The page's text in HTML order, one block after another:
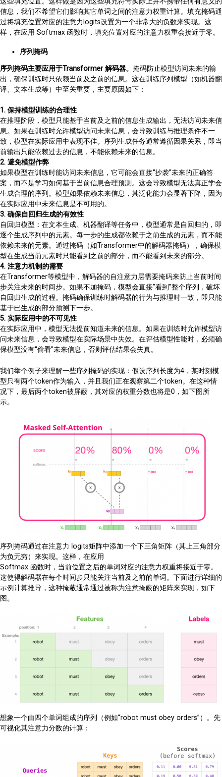
信息，我们不希望它们影响其它单词之间的注意力权重计算。填充掩码通
过将填充位置对应的注意力logits设置为一个非常大的负数来实现。这
样，在应用 Softmax 函数时，填充位置对应的注意力权重会接近于零。
序列掩码
序列掩码主要应用于Transformer 解码器。 掩码防止模型访问未来的输
出，确保训练时只依赖当前及之前的信息。这在训练序列模型（如机器翻
译、文本生成等）中至关重要，主要原因如下：
1. 保持模型训练的合理性
在推理阶段，模型只能基于当前及之前的信息生成输出，无法访问未来信
息。如果在训练时允许模型访问未来信息，会导致训练与推理条件不一
致，模型在实际应用中表现不佳。序列生成任务通常遵循因果关系，即当
前输出只能依赖过去的信息，不能依赖未来的信息。
2. 避免模型作弊
如果模型在训练时能访问未来信息，它可能会直接“抄袭”未来的正确答
案，而不是学习如何基于当前信息合理预测。这会导致模型无法真正学会
生成合理的序列。模型如果依赖未来信息，其泛化能力会显著下降，因为
在实际应用中未来信息是不可用的。
3. 确保自回归生成的有效性
自回归模型：在文本生成、机器翻译等任务中，模型通常是自回归的，即
逐个生成序列中的元素。每一步的生成都依赖于之前生成的元素，而不能
依赖未来的元素。通过掩码（如Transformer中的解码器掩码），确保模
型在生成当前元素时只能看到之前的部分，而不能看到未来的部分。
4. 注意力机制的需要
在Transformer等模型中，解码器的自注意力层需要掩码来防止当前时间
步关注未来的时间步。如果不加掩码，模型会直接“看到”整个序列，破坏
自回归生成的过程。掩码确保训练时解码器的行为与推理时一致，即只能
基于已生成的部分预测下一步。
5. 实际应用中的不可见性
在实际应用中，模型无法提前知道未来的信息。如果在训练时允许模型访
问未来信息，会导致模型在实际场景中失效。在评估模型性能时，必须确
保模型没有“偷看”未来信息，否则评估结果会失真。
我们举个例子来理解一些序列掩码的实现：假设序列长度为4，某时刻模
型只有两个token作为输入，并且我们正在观察第二个token。在这种情
况下，最后两个token被屏蔽，其对应的权重分数也将是0，如下图所
示。
序列掩码通过在注意力 logits矩阵中添加一个下三角矩阵（其上三角部分
为负无穷）来实现。这样，在应用
Softmax 函数时，当前位置之后的单词对应的注意力权重将接近于零。
这使得解码器在每个时间步只能关注当前及之前的单词。下面进行详细的
示例计算推导，这种掩蔽通常通过被称为注意掩蔽的矩阵来实现，如下
图。
想象一个由四个单词组成的序列（例如“robot must obey orders”）。先
可视化其注意力分数的计算：